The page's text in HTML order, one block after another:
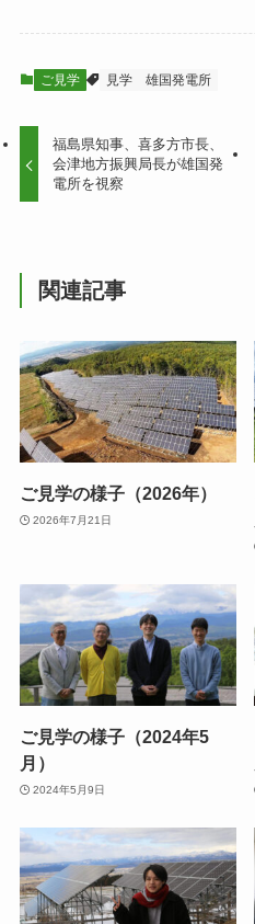
ご見学 見学 雄国発電所
福島県知事、喜多方市長、
会津地方振興局長が雄国発
電所を視察
関連記事
ご見学の様子（2026年）
2026年7月21日
ご見学の様子（2024年5
月）
2024年5月9日